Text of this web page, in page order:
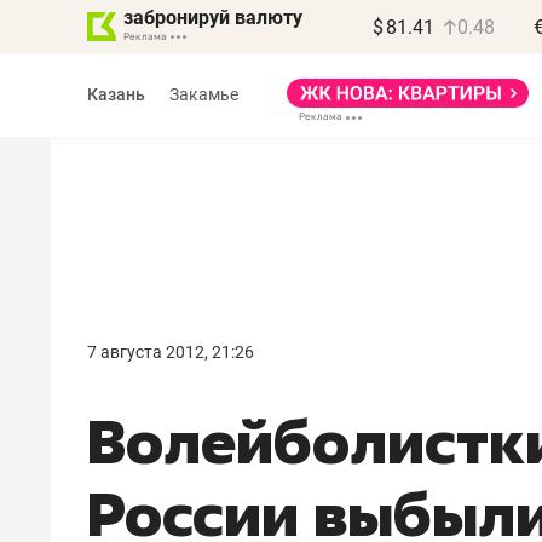
забронируй валюту $ 81.41 0.48
Казань Закамье
7 августа 2012, 21:26
России
правил, бизнес может
потерять минимум